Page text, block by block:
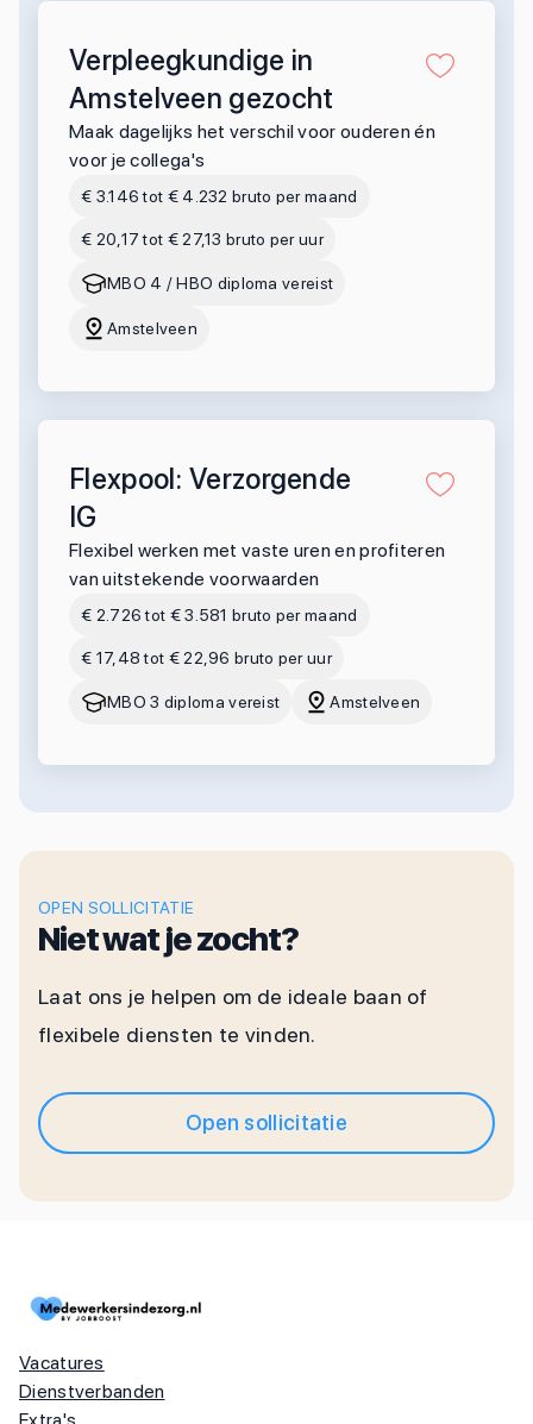
Verpleegkundige in
Amstelveen gezocht
Maak dagelijks het verschil voor ouderen én
voor je collega's
€ 3.146 tot € 4.232 bruto per maand
€ 20,17 tot € 27,13 bruto per uur
MBO 4 / HBO diploma vereist
Amstelveen
Flexpool: Verzorgende
IG
Flexibel werken met vaste uren en profiteren
van uitstekende voorwaarden
€ 2.726 tot € 3.581 bruto per maand
€ 17,48 tot € 22,96 bruto per uur
MBO 3 diploma vereist Amstelveen
OPEN SOLLICITATIE
Niet wat je zocht?
Laat ons je helpen om de ideale baan of
flexibele diensten te vinden.
Open sollicitatie
Vacatures
Dienstverbanden